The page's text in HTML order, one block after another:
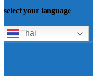
select your language
Thai